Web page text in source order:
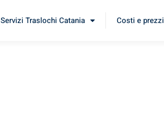
Servizi Traslochi Catania Costi e prezzi